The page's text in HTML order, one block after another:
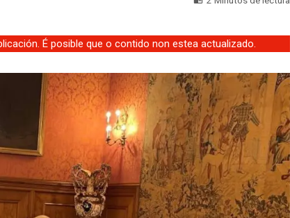
É posible que o contido non estea actualizado.